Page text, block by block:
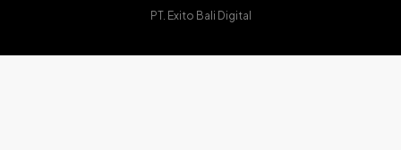
PT. Exito Bali Digital